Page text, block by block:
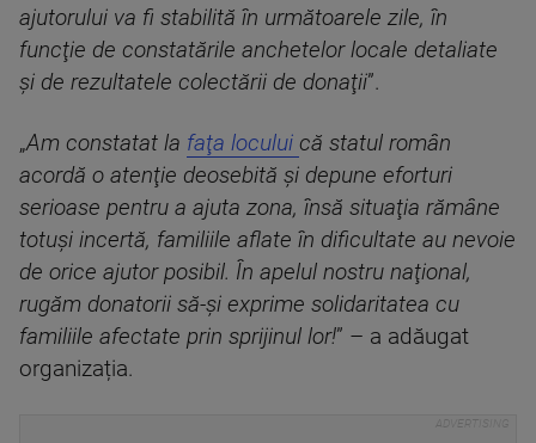
ajutorului va fi stabilită în următoarele zile, în
funcţie de constatările anchetelor locale detaliate
şi de rezultatele colectării de donaţii”.
„Am constatat la faţa locului că statul român
acordă o atenţie deosebită şi depune eforturi
serioase pentru a ajuta zona, însă situaţia rămâne
totuşi incertă, familiile aflate în dificultate au nevoie
de orice ajutor posibil. În apelul nostru naţional,
rugăm donatorii să-şi exprime solidaritatea cu
familiile afectate prin sprijinul lor!” – a adăugat
organizația.